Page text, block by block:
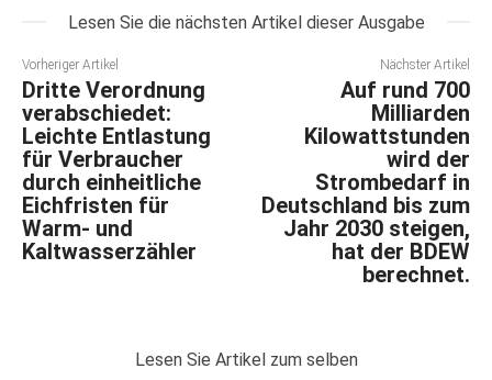
Lesen Sie die nächsten Artikel dieser Ausgabe
Vorheriger Artikel
Dritte Verordnung
verabschiedet:
Leichte Entlastung
für Verbraucher
durch einheitliche
Eichfristen für
Warm- und
Kaltwasserzähler
Nächster Artikel
Auf rund 700
Milliarden
Kilowattstunden
wird der
Strombedarf in
Deutschland bis zum
Jahr 2030 steigen,
hat der BDEW
berechnet.
Lesen Sie Artikel zum selben